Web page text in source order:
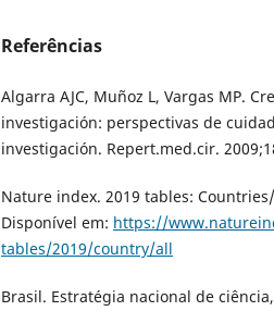
Referências
Algarra AJC, Muñoz L, Vargas MP.
investigación: perspectivas de
investigación. Repert.med.cir.
Nature index. 2019 tables:
Disponível em: https://
tables/2019/country/all
Brasil. Estratégia nacional de